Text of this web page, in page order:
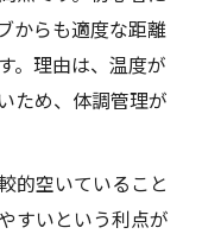
からも適度な距離
。理由は、温度が
ため、体調管理が
的空いていること
すいという利点が